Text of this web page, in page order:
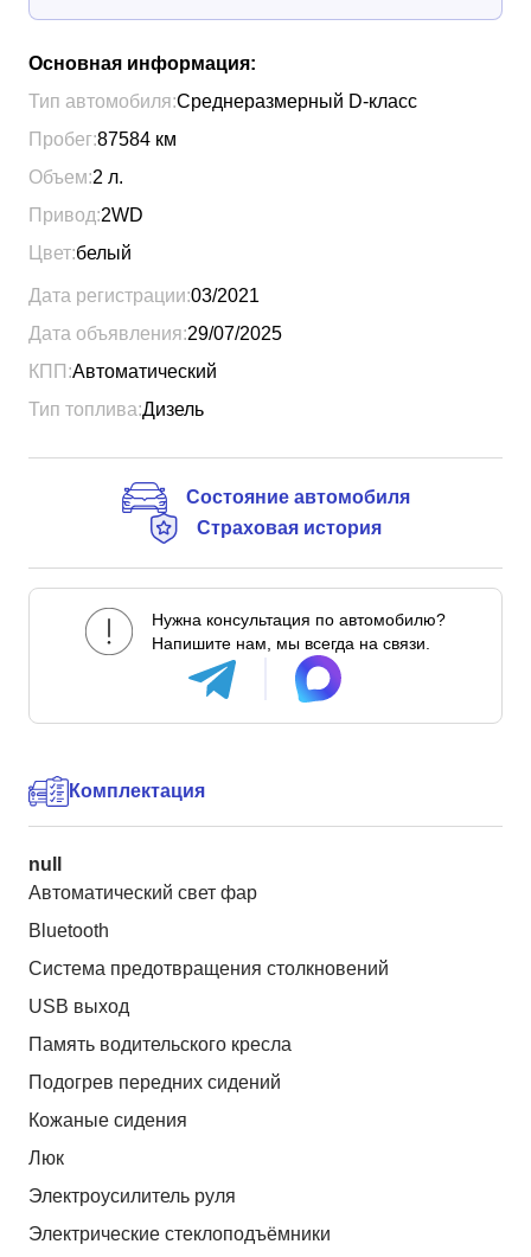
Основная информация:
Тип автомобиля:Среднеразмерный D-класс
Пробег:87584 км
Объем:2 л.
Привод:2WD
Цвет:белый
Дата регистрации:03/2021
Дата объявления:29/07/2025
КПП:Автоматический
Тип топлива:Дизель
Состояние автомобиля
Страховая история
Нужна консультация по автомобилю?
Напишите нам, мы всегда на связи.
Комплектация
null
Автоматический свет фар
Bluetooth
Система предотвращения столкновений
USB выход
Память водительского кресла
Подогрев передних сидений
Кожаные сидения
Люк
Электроусилитель руля
Электрические стеклоподъёмники